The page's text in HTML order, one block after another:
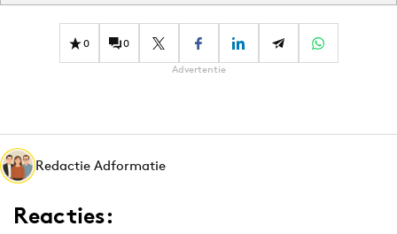
0 0
Advertentie
Redactie Adformatie
Reacties: